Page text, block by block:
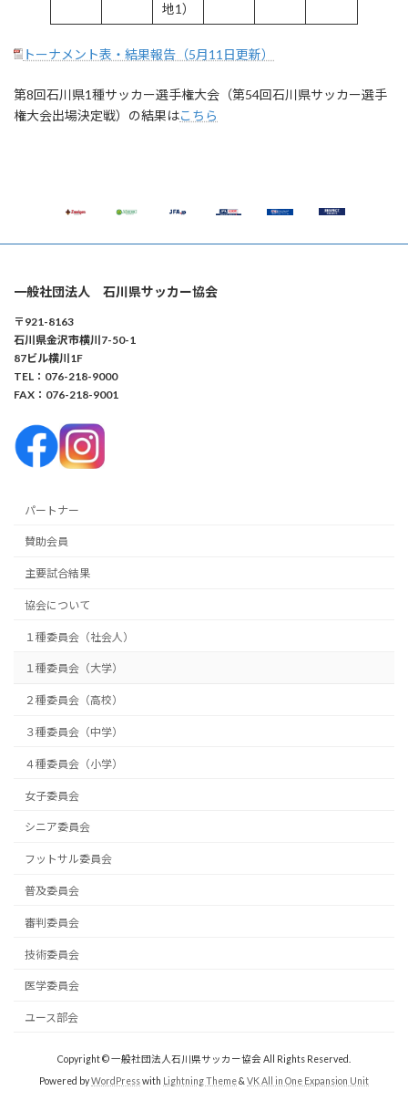
地1）
トーナメント表・結果報告（5月11日更新）
第8回石川県1種サッカー選手権大会（第54回石川県サッカー選手
権大会出場決定戦）の結果はこちら
一般社団法人 石川県サッカー協会
〒921-8163
石川県金沢市横川7-50-1
87ビル横川1F
TEL：076-218-9000
FAX：076-218-9001
パートナー
賛助会員
主要試合結果
協会について
１種委員会（社会人）
１種委員会（大学）
２種委員会（高校）
３種委員会（中学）
４種委員会（小学）
女子委員会
シニア委員会
フットサル委員会
普及委員会
審判委員会
技術委員会
医学委員会
ユース部会
Copyright © 一般社団法人石川県サッカー協会 All Rights Reserved.
Powered byWordPresswith Lightning Theme&VK All in One Expansion Unit